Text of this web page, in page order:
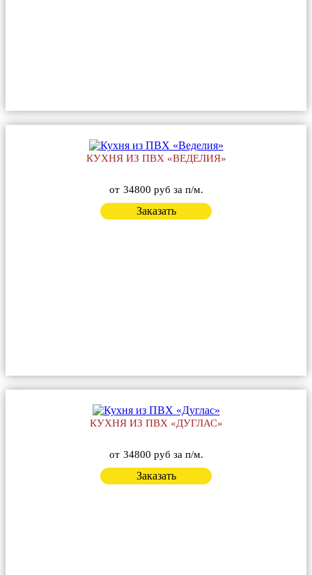
КУХНЯ ИЗ ПВХ «ВЕДЕЛИЯ»
от 34800 руб за п/м.
Заказать
КУХНЯ ИЗ ПВХ «ДУГЛАС»
от 34800 руб за п/м.
Заказать